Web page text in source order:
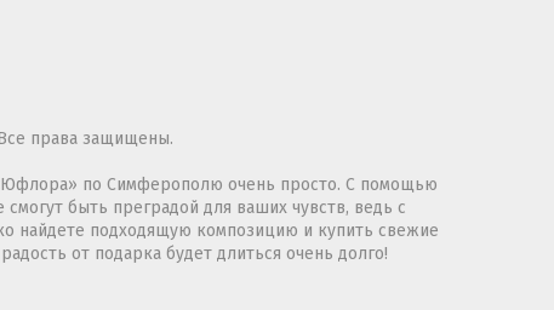
права защищены.
«Юфлора» по Симферополю очень просто. С помощью
быть преградой для ваших чувств, ведь с
найдете подходящую композицию и купить свежие
от подарка будет длиться очень долго!